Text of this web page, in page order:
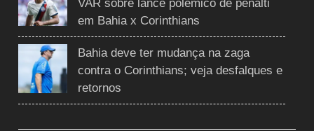
VAR sobre lance polêmico de pênalti
em Bahia x Corinthians
Bahia deve ter mudança na zaga
contra o Corinthians; veja desfalques e
retornos